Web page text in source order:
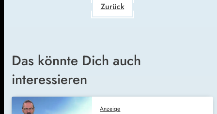
Zurück
Das könnte Dich auch
interessieren
Anzeige